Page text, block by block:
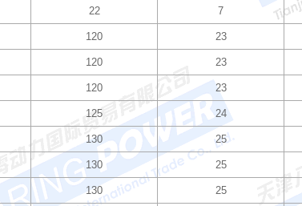
22 7
120 23
120 23
120 23
125 24
130 25
130 25
130 25